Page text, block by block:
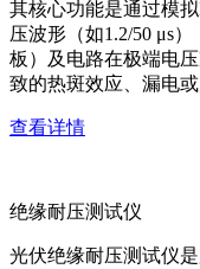
其核心功能是通过模
压波形（如1.2/50 μs
板）及电路在极端电
致的热斑效应、漏电或
查看详情
绝缘耐压测试仪
光伏绝缘耐压测试仪